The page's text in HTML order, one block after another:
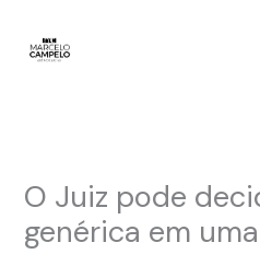
O Juiz pode
genérica em